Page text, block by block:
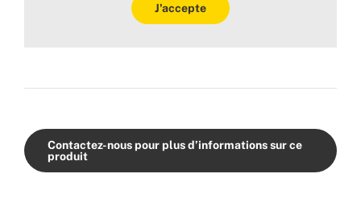
J'accepte
Contactez-nous pour plus d’informations sur ce
produit